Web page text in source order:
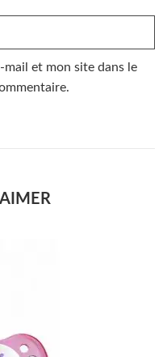
mail et mon site dans le